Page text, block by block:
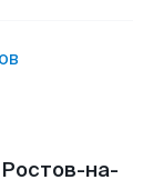
на-